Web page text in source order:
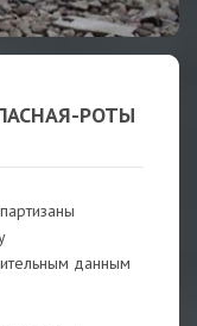
РОТЫ
данным